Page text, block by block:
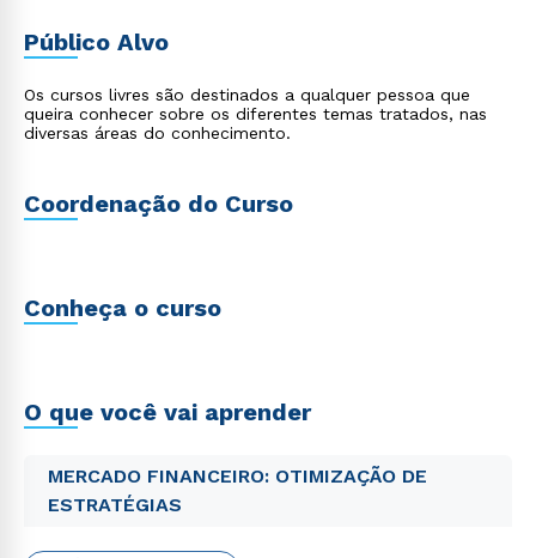
Público Alvo
Os cursos livres são destinados a qualquer pessoa que
queira conhecer sobre os diferentes temas tratados, nas
diversas áreas do conhecimento.
Coordenação do Curso
Conheça o curso
O que você vai aprender
MERCADO FINANCEIRO: OTIMIZAÇÃO DE
ESTRATÉGIAS